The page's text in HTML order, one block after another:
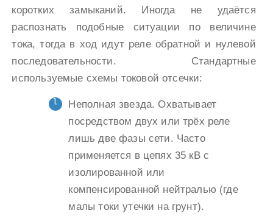
коротких замыканий. Иногда не удаётся
распознать подобные ситуации по величине
тока, тогда в ход идут реле обратной и нулевой
последовательности. Стандартные
используемые схемы токовой отсечки:
Неполная звезда. Охватывает
посредством двух или трёх реле
лишь две фазы сети. Часто
применяется в цепях 35 кВ с
изолированной или
компенсированной нейтралью (где
малы токи утечки на грунт).